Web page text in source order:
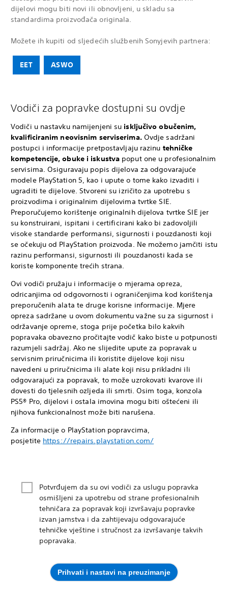
dijelovi mogu biti novi ili obnovljeni, u skladu sa
standardima proizvođača originala.
Možete ih kupiti od sljedećih službenih Sonyjevih partnera:
EET ASWO
Vodiči za popravke dostupni su ovdje
Vodiči u nastavku namijenjeni su isključivo obučenim,
kvalificiranim neovisnim serviserima.Ovdje sadržani
postupci i informacije pretpostavljaju razinu tehničke
kompetencije, obuke i iskustva poput one u profesionalnim
servisima. Osiguravaju popis dijelova za odgovarajuće
modele PlayStation 5, kao i upute o tome kako izvaditi i
ugraditi te dijelove. Stvoreni su izričito za upotrebu s
proizvodima i originalnim dijelovima tvrtke SIE.
Preporučujemo korištenje originalnih dijelova tvrtke SIE jer
su konstruirani, ispitani i certificirani kako bi zadovoljili
visoke standarde performansi, sigurnosti i pouzdanosti koji
se očekuju od PlayStation proizvoda. Ne možemo jamčiti istu
razinu performansi, sigurnosti ili pouzdanosti kada se
koriste komponente trećih strana.
Ovi vodiči pružaju i informacije o mjerama opreza,
odricanjima od odgovornosti i ograničenjima kod korištenja
preporučenih alata te druge korisne informacije. Mjere
opreza sadržane u ovom dokumentu važne su za sigurnost i
održavanje opreme, stoga prije početka bilo kakvih
popravaka obavezno pročitajte vodič kako biste u potpunosti
razumjeli sadržaj. Ako ne slijedite upute za popravak u
servisnim priručnicima ili koristite dijelove koji nisu
navedeni u priručnicima ili alate koji nisu prikladni ili
odgovarajući za popravak, to može uzrokovati kvarove ili
dovesti do tjelesnih ozljeda ili smrti. Osim toga, konzola
PS5® Pro, dijelovi i ostala imovina mogu biti oštećeni ili
njihova funkcionalnost može biti narušena.
Za informacije o PlayStation popravcima,
posjetite https://repairs.playstation.com/
Potvrđujem da su ovi vodiči za uslugu popravka
osmišljeni za upotrebu od strane profesionalnih
tehničara za popravak koji izvršavaju popravke
izvan jamstva i da zahtijevaju odgovarajuće
tehničke vještine i stručnost za izvršavanje takvih
popravaka.
Prihvati i nastavi na preuzimanje